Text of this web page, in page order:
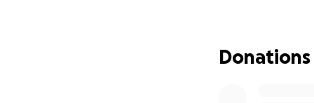
pueda entender:
Donations